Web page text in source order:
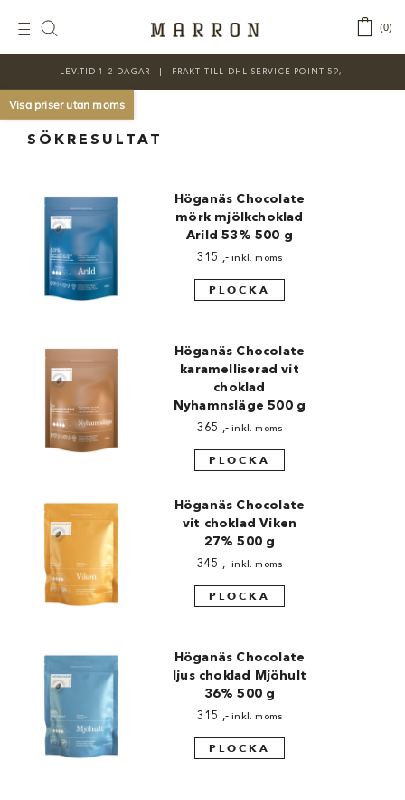
Toggle
KATEGORIER
Nyheter
Choklad
Chokladfärger
Chokladkurser
Lakrits
Made in Sweden
Verktyg
Överföringsark
Övriga råvaror
Cacao Barry
Callebaut
Carma
‎ ‎ ‎ ‎ 0
LEV.TID 1-2 DAGAR ‎‏‏‎ ‎‏‏‎ ‎|‏‏‎ ‎‏‏‎ ‎‏‏‎ ‎FRAKT TILL DHL SERVICE POINT 59,-
SÖKRESULTAT
Höganäs Chocolate
mörk mjölkchoklad
Arild 53% 500 g
315 ,- inkl. moms
PLOCKA
Höganäs Chocolate
karamelliserad vit
choklad
Nyhamnsläge 500 g
365 ,- inkl. moms
PLOCKA
Höganäs Chocolate
vit choklad Viken
27% 500 g
345 ,- inkl. moms
PLOCKA
Höganäs Chocolate
ljus choklad Mjöhult
36% 500 g
315 ,- inkl. moms
PLOCKA
Visa priser utan moms